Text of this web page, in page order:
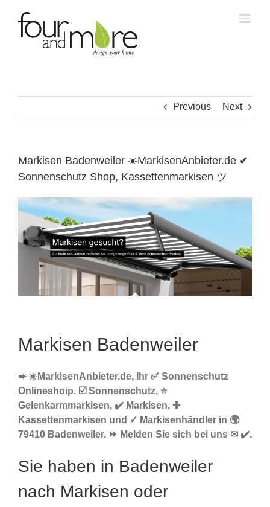
content
Previous Next
Markisen Badenweiler ☀️MarkisenAnbieter.de ✔
Sonnenschutz Shop, Kassettenmarkisen ツ
Markisen Badenweiler
➨ ☀️MarkisenAnbieter.de, Ihr ✅ Sonnenschutz
Onlineshoip. ☑️ Sonnenschutz, ⭐
Gelenkarmmarkisen, ✔️ Markisen, ✚
Kassettenmarkisen und ✓ Markisenhändler in 🌍
79410 Badenweiler. ⏩ Melden Sie sich bei uns ✉ ✔️.
Sie haben in Badenweiler
nach Markisen oder